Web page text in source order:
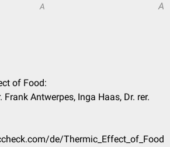
A A
of Food:
Antwerpes, Inga Haas, Dr. rer.
de/Thermic_Effect_of_Food